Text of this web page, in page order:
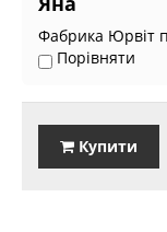
Фабрика Юрвіт
Порівняти
Купити